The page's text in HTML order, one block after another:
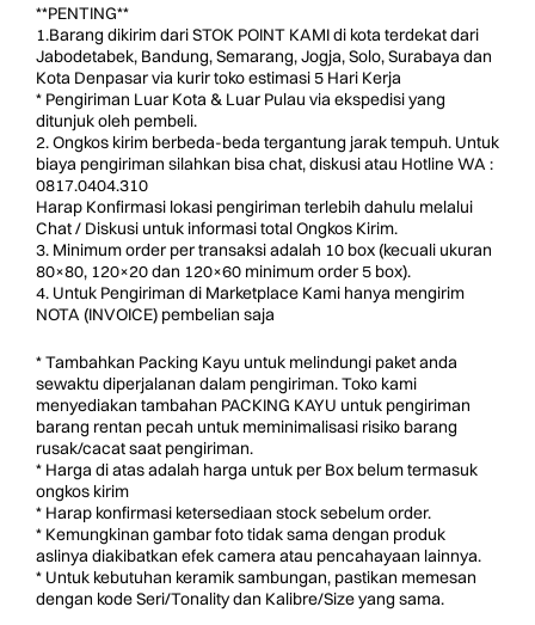
**PENTING**
1.Barang dikirim dari STOK POINT KAMI di kota terdekat dari
Jabodetabek, Bandung, Semarang, Jogja, Solo, Surabaya dan
Kota Denpasar via kurir toko estimasi 5 Hari Kerja
* Pengiriman Luar Kota & Luar Pulau via ekspedisi yang
ditunjuk oleh pembeli.
2. Ongkos kirim berbeda-beda tergantung jarak tempuh. Untuk
biaya pengiriman silahkan bisa chat, diskusi atau Hotline WA :
0817.0404.310
Harap Konfirmasi lokasi pengiriman terlebih dahulu melalui
Chat / Diskusi untuk informasi total Ongkos Kirim.
3. Minimum order per transaksi adalah 10 box (kecuali ukuran
80×80, 120×20 dan 120×60 minimum order 5 box).
4. Untuk Pengiriman di Marketplace Kami hanya mengirim
NOTA (INVOICE) pembelian saja
* Tambahkan Packing Kayu untuk melindungi paket anda
sewaktu diperjalanan dalam pengiriman. Toko kami
menyediakan tambahan PACKING KAYU untuk pengiriman
barang rentan pecah untuk meminimalisasi risiko barang
rusak/cacat saat pengiriman.
* Harga di atas adalah harga untuk per Box belum termasuk
ongkos kirim
* Harap konfirmasi ketersediaan stock sebelum order.
* Kemungkinan gambar foto tidak sama dengan produk
aslinya diakibatkan efek camera atau pencahayaan lainnya.
* Untuk kebutuhan keramik sambungan, pastikan memesan
dengan kode Seri/Tonality dan Kalibre/Size yang sama.